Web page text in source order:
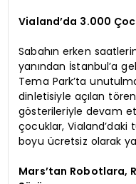
Vialand’da 3.000
Sabahın erken
yanından İstanbul’a
Tema Park’ta
dinletisiyle açılan
gösterileriyle devam
çocuklar,
boyu ücretsiz olarak
Mars’tan Robotlara,